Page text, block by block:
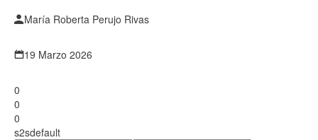
María Roberta Perujo Rivas
19 Marzo 2026
0
0
0
s2sdefault